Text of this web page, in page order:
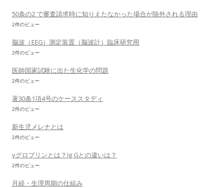
50条の2 で審査請求時に知りえたなかった場合が除外される理由
2件のビュー
脳波（EEG）測定装置（脳波計）臨床研究用
2件のビュー
医師国家試験に出た生化学の問題
2件のビュー
著30条1項4号のケーススタディ
2件のビュー
新生児メレナとは
2件のビュー
γグロブリンとは？Ig Gとの違いは？
2件のビュー
月経・生理周期の仕組み